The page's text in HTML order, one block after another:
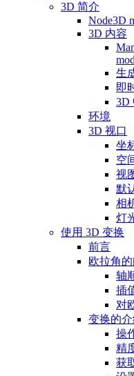
3D 简介
Node3D
3D 内容
生
即
3D
环境
3D 视口
坐
空
视
默
相
灯
使用 3D 变换
前言
欧拉角
轴
插
对
变换的介
操
精
获